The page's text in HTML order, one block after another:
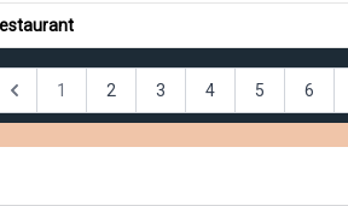
1 2 3 4 5 6